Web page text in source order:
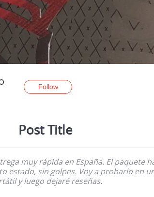
Follow
Post Title
muy rápida en España. El paquete
estado, sin golpes. Voy a probarlo en
y luego dejaré reseñas.